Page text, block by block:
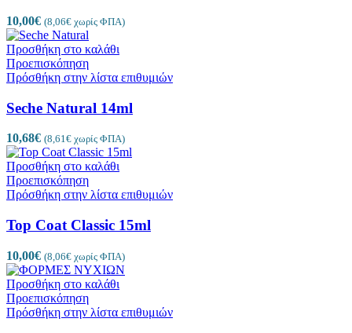
10,00€ (8,06€ χωρίς ΦΠΑ)
Προσθήκη στο καλάθι
Προεπισκόπηση
Πρόσθήκη στην λίστα επιθυμιών
Seche Natural 14ml
10,68€ (8,61€ χωρίς ΦΠΑ)
Προσθήκη στο καλάθι
Προεπισκόπηση
Πρόσθήκη στην λίστα επιθυμιών
Top Coat Classic 15ml
10,00€ (8,06€ χωρίς ΦΠΑ)
Προσθήκη στο καλάθι
Προεπισκόπηση
Πρόσθήκη στην λίστα επιθυμιών